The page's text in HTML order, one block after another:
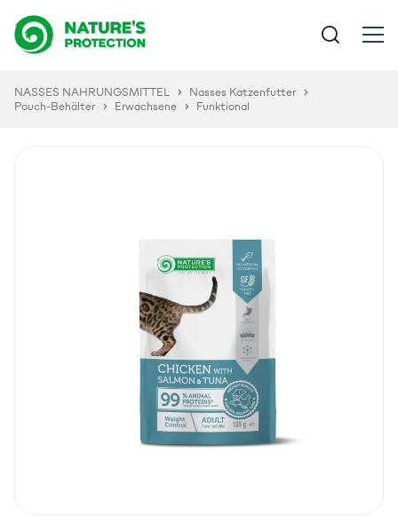
NASSES NAHRUNGSMITTEL
Nasses Katzenfutter
Pouch-Behälter
Erwachsene Funktional